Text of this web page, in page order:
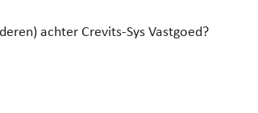
achter Crevits-Sys Vastgoed?